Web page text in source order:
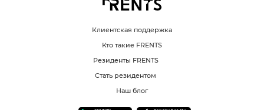
Клиентская поддержка
Кто такие FRENTS
Резиденты FRENTS
Стать резидентом
Наш блог